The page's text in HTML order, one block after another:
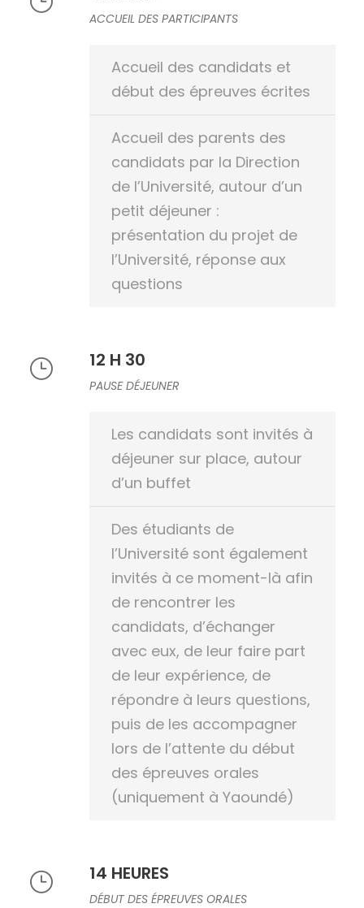
ACCUEIL DES PARTICIPANTS
Accueil des candidats et
début des épreuves écrites
Accueil des parents des
candidats par la Direction
de l’Université, autour d’un
petit déjeuner :
présentation du projet de
l’Université, réponse aux
questions
12 H 30
PAUSE DÉJEUNER
Les candidats sont invités à
déjeuner sur place, autour
d’un buffet
Des étudiants de
l’Université sont également
invités à ce moment-là afin
de rencontrer les
candidats, d’échanger
avec eux, de leur faire part
de leur expérience, de
répondre à leurs questions,
puis de les accompagner
lors de l’attente du début
des épreuves orales
(uniquement à Yaoundé)
14 HEURES
DÉBUT DES ÉPREUVES ORALES